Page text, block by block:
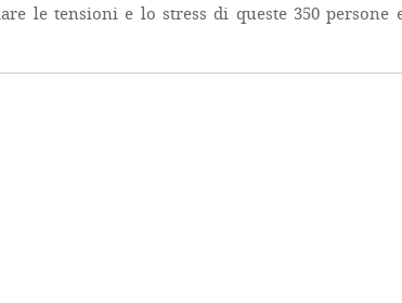
le tensioni e lo stress di queste 350 persone